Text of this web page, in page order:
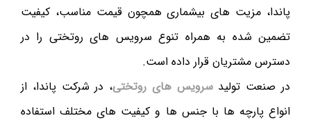
پاندا، مزیت های بیشماری همچون قیمت مناسب، کیفیت
تضمین شده به همراه تنوع سرویس های روتختی را در
دسترس مشتریان قرار داده است.
در صنعت تولیدسرویس های روتختی، در شرکت پاندا، از
انواع پارچه ها با جنس ها و کیفیت های مختلف استفاده